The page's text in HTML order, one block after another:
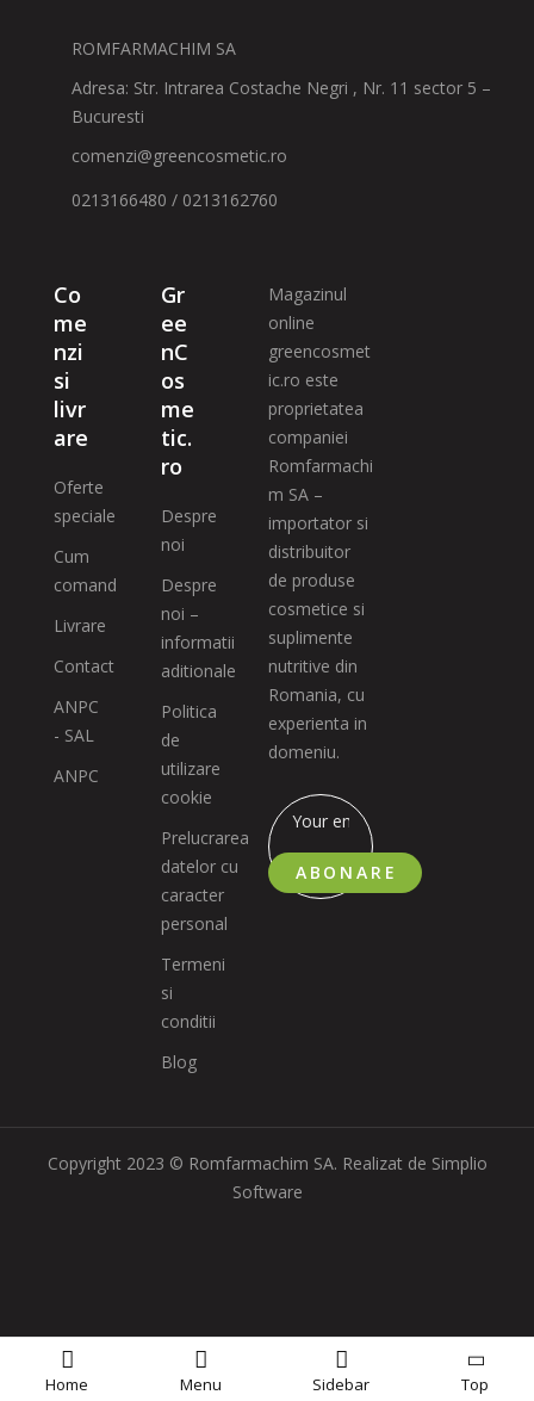
Home Menu Sidebar Top
ROMFARMACHIM SA
Adresa: Str. Intrarea Costache Negri , Nr. 11 sector 5 –
Bucuresti
comenzi@greencosmetic.ro
0213166480 / 0213162760
Co
me
nzi
si
livr
are
Oferte
speciale
Cum
comand
Livrare
Contact
ANPC
- SAL
ANPC
Gr
ee
nC
os
me
tic.
ro
Despre
noi
Despre
noi –
informatii
aditionale
Politica
de
utilizare
cookie
Prelucrarea
datelor cu
caracter
personal
Termeni
si
conditii
Blog
Magazinul
online
greencosmet
ic.ro este
proprietatea
companiei
Romfarmachi
m SA –
importator si
distribuitor
de produse
cosmetice si
suplimente
nutritive din
Romania, cu
experienta in
domeniu.
ABONARE
Copyright 2023 © Romfarmachim SA. Realizat de Simplio
Software